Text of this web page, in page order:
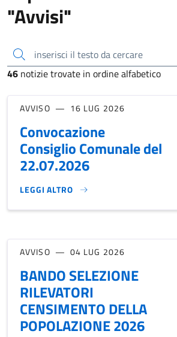
"Avvisi"
inserisci il testo da cercare
46 notizie trovate in ordine alfabetico
AVVISO 16 LUG 2026
Convocazione
Consiglio Comunale del
22.07.2026
LEGGI ALTRO
CONVOCAZIONE CONSIGLIO
AVVISO 04 LUG 2026
BANDO SELEZIONE
RILEVATORI
CENSIMENTO DELLA
POPOLAZIONE 2026